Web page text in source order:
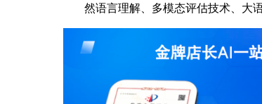
然语言理解、多模态评估技术、大